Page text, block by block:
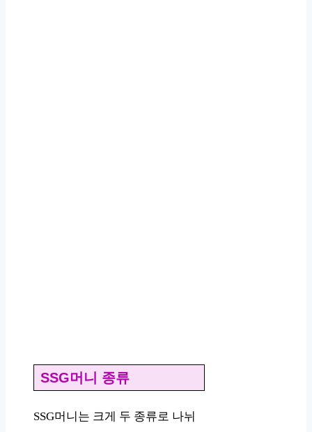
SSG머니 종류
SSG머니는 크게 두 종류로 나뉘